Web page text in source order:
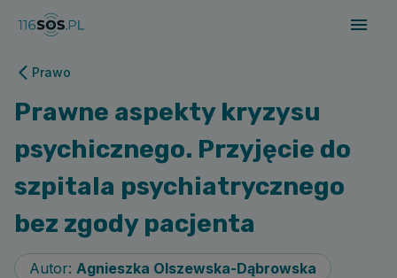
Prawo
Prawne aspekty kryzysu
psychicznego. Przyjęcie do
szpitala psychiatrycznego
bez zgody pacjenta
Autor: Agnieszka Olszewska-Dąbrowska